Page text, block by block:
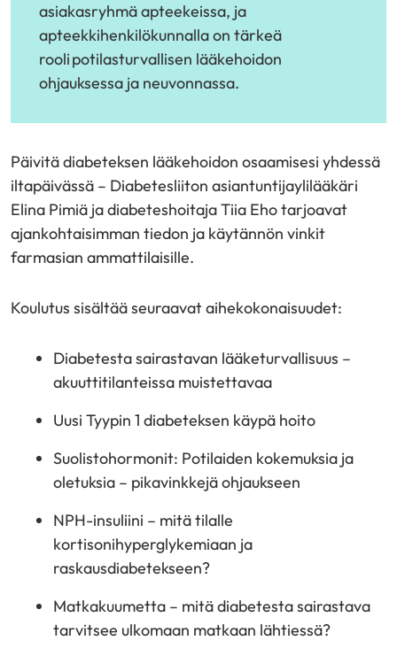
asiakasryhmä apteekeissa, ja
apteekkihenkilökunnalla on tärkeä
rooli potilasturvallisen lääkehoidon
ohjauksessa ja neuvonnassa.
Päivitä diabeteksen lääkehoidon osaamisesi yhdessä
iltapäivässä – Diabetesliiton asiantuntijaylilääkäri
Elina Pimiä ja diabeteshoitaja Tiia Eho tarjoavat
ajankohtaisimman tiedon ja käytännön vinkit
farmasian ammattilaisille.
Koulutus sisältää seuraavat aihekokonaisuudet:
Diabetesta sairastavan lääketurvallisuus –
akuuttitilanteissa muistettavaa
Uusi Tyypin 1 diabeteksen käypä hoito
Suolistohormonit: Potilaiden kokemuksia ja
oletuksia – pikavinkkejä ohjaukseen
NPH-insuliini – mitä tilalle
kortisonihyperglykemiaan ja
raskausdiabetekseen?
Matkakuumetta – mitä diabetesta sairastava
tarvitsee ulkomaan matkaan lähtiessä?